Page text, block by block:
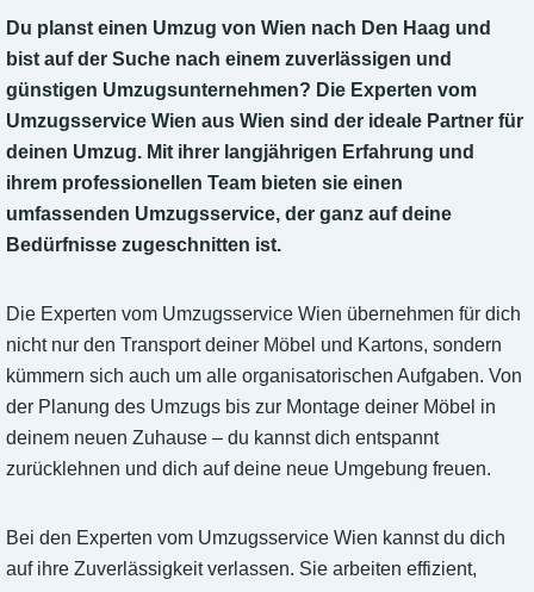
Du planst einen Umzug von Wien nach Den Haag und
bist auf der Suche nach einem zuverlässigen und
günstigen Umzugsunternehmen? Die Experten vom
Umzugsservice Wien aus Wien sind der ideale Partner für
deinen Umzug. Mit ihrer langjährigen Erfahrung und
ihrem professionellen Team bieten sie einen
umfassenden Umzugsservice, der ganz auf deine
Bedürfnisse zugeschnitten ist.
Die Experten vom Umzugsservice Wien übernehmen für dich
nicht nur den Transport deiner Möbel und Kartons, sondern
kümmern sich auch um alle organisatorischen Aufgaben. Von
der Planung des Umzugs bis zur Montage deiner Möbel in
deinem neuen Zuhause – du kannst dich entspannt
zurücklehnen und dich auf deine neue Umgebung freuen.
Bei den Experten vom Umzugsservice Wien kannst du dich
auf ihre Zuverlässigkeit verlassen. Sie arbeiten effizient,